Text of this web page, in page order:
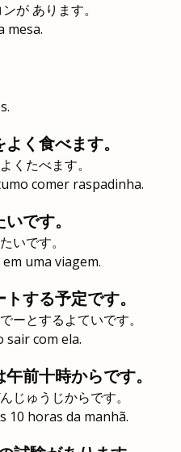
が あります。
mesa.
く食べます。
くたべます。
comer raspadinha.
です。
いです。
uma viagem.
する予定です。
ーとするよていです。
sair com ela.
前十時からです。
じゅうじからです。
10 horas da manhã.